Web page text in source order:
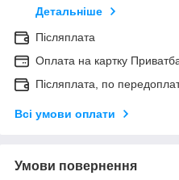
Детальніше
Післяплата
Оплата на картку
Післяплата, по
Всі умови оплати
Умови повернення